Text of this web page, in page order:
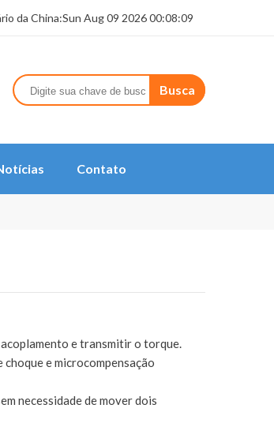
da China:Sun Aug 09 2026 00:08:09
Busca
Contato
e transmitir o torque.
e microcompensação
necessidade de mover dois